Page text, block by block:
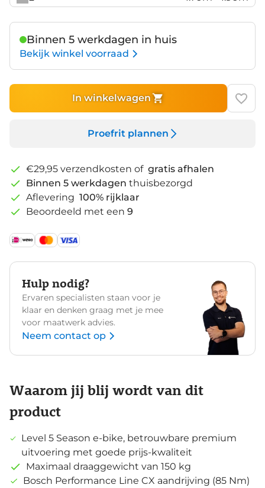
Binnen 5 werkdagen in huis
Bekijk winkel voorraad
In winkelwagen
Proefrit plannen
€29,95 verzendkosten of gratis afhalen
Binnen 5 werkdagen thuisbezorgd
Aflevering 100% rijklaar
Beoordeeld met een 9
Hulp nodig?
Ervaren specialisten staan voor je
klaar en denken graag met je mee
voor maatwerk advies.
Neem contact op
Waarom jij blij wordt van dit
product
Level 5 Season e-bike, betrouwbare premium
uitvoering met goede prijs-kwaliteit
Maximaal draaggewicht van 150 kg
Bosch Performance Line CX aandrijving (85 Nm)